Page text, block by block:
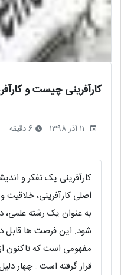
کارآفرینی چیست و
11 آذر 1398 6 دقیقه
کارآفرینی یک تفکر و
اصلی کارآفرینی،
به عنوان یک رشته
شود. این فرصت ها قابل
مفهومی است که تاکنون
قرار گرفته است . چهار